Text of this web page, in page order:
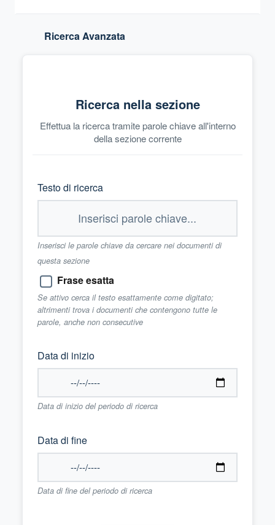
Ricerca Avanzata
Ricerca nella sezione
Effettua la ricerca tramite parole chiave all'interno
della sezione corrente
Testo di ricerca
Inserisci le parole chiave da cercare nei documenti di
questa sezione
Frase esatta
Se attivo cerca il testo esattamente come digitato;
altrimenti trova i documenti che contengono tutte le
parole, anche non consecutive
Data di inizio
Data di inizio del periodo di ricerca
Data di fine
Data di fine del periodo di ricerca